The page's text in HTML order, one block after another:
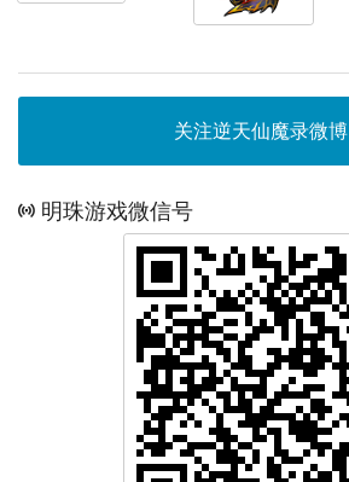
关注逆天仙魔录微博
明珠游戏微信号